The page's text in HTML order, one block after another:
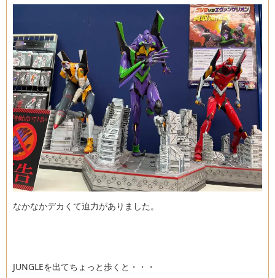
なかなかデカくて迫力がありました。
JUNGLEを出てちょっと歩くと・・・